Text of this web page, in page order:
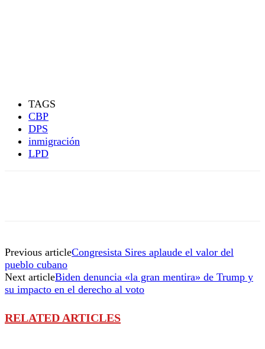
TAGS
CBP
DPS
inmigración
LPD
Previous articleCongresista Sires aplaude el valor del
pueblo cubano
Next articleBiden denuncia «la gran mentira» de Trump y
su impacto en el derecho al voto
RELATED ARTICLES